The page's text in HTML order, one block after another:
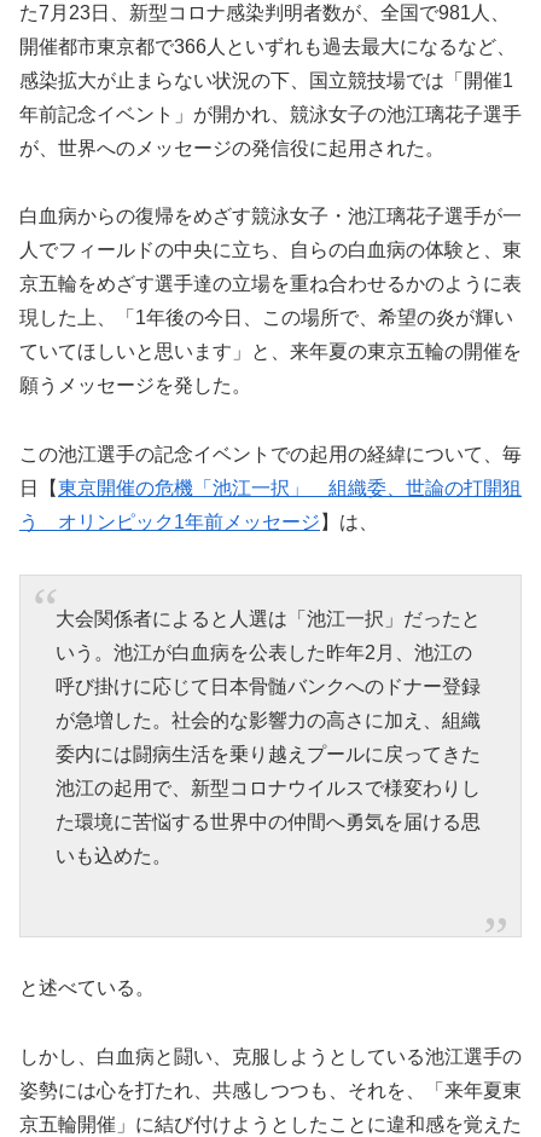
た7月23日、新型コロナ感染判明者数が、全国で981人、
開催都市東京都で366人といずれも過去最大になるなど、
感染拡大が止まらない状況の下、国立競技場では「開催1
年前記念イベント」が開かれ、競泳女子の池江璃花子選手
が、世界へのメッセージの発信役に起用された。
白血病からの復帰をめざす競泳女子・池江璃花子選手が一
人でフィールドの中央に立ち、自らの白血病の体験と、東
京五輪をめざす選手達の立場を重ね合わせるかのように表
現した上、「1年後の今日、この場所で、希望の炎が輝い
ていてほしいと思います」と、来年夏の東京五輪の開催を
願うメッセージを発した。
この池江選手の記念イベントでの起用の経緯について、毎
日【東京開催の危機「池江一択」 組織委、世論の打開狙
う オリンピック1年前メッセージ 】は、
大会関係者によると人選は「池江一択」だったと
いう。池江が白血病を公表した昨年2月、池江の
呼び掛けに応じて日本骨髄バンクへのドナー登録
が急増した。社会的な影響力の高さに加え、組織
委内には闘病生活を乗り越えプールに戻ってきた
池江の起用で、新型コロナウイルスで様変わりし
た環境に苦悩する世界中の仲間へ勇気を届ける思
いも込めた。
と述べている。
しかし、白血病と闘い、克服しようとしている池江選手の
姿勢には心を打たれ、共感しつつも、それを、「来年夏東
京五輪開催」に結び付けようとしたことに違和感を覚えた